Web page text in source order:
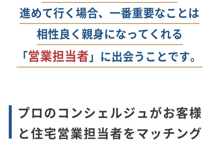
進めて行く場合、一番重要なことは
相性良く親身になってくれる
「営業担当者」に出会うことです。
プロのコンシェルジュがお客様
と住宅営業担当者をマッチング